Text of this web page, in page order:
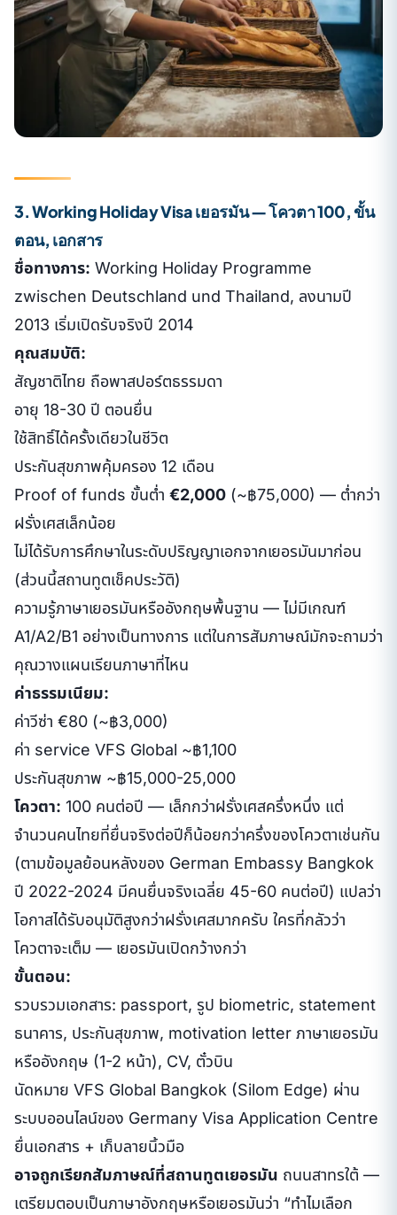
3. Working Holiday Visa เยอรมัน — โควตา 100, ขั้น
ตอน, เอกสาร
ชื่อทางการ: Working Holiday Programme
zwischen Deutschland und Thailand, ลงนามปี
2013 เริ่มเปิดรับจริงปี 2014
คุณสมบัติ:
สัญชาติไทย ถือพาสปอร์ตธรรมดา
อายุ 18-30 ปี ตอนยื่น
ใช้สิทธิ์ได้ครั้งเดียวในชีวิต
ประกันสุขภาพคุ้มครอง 12 เดือน
Proof of funds ขั้นต่ำ €2,000 (~฿75,000) — ต่ำกว่า
ฝรั่งเศสเล็กน้อย
ไม่ได้รับการศึกษาในระดับปริญญาเอกจากเยอรมันมาก่อน
(ส่วนนี้สถานทูตเช็คประวัติ)
ความรู้ภาษาเยอรมันหรืออังกฤษพื้นฐาน — ไม่มีเกณฑ์
A1/A2/B1 อย่างเป็นทางการ แต่ในการสัมภาษณ์มักจะถามว่า
คุณวางแผนเรียนภาษาที่ไหน
ค่าธรรมเนียม:
ค่าวีซ่า €80 (~฿3,000)
ค่า service VFS Global ~฿1,100
ประกันสุขภาพ ~฿15,000-25,000
โควตา: 100 คนต่อปี — เล็กกว่าฝรั่งเศสครึ่งหนึ่ง แต่
จำนวนคนไทยที่ยื่นจริงต่อปีก็น้อยกว่าครึ่งของโควตาเช่นกัน
(ตามข้อมูลย้อนหลังของ German Embassy Bangkok
ปี 2022-2024 มีคนยื่นจริงเฉลี่ย 45-60 คนต่อปี) แปลว่า
โอกาสได้รับอนุมัติสูงกว่าฝรั่งเศสมากครับ ใครที่กลัวว่า
โควตาจะเต็ม — เยอรมันเปิดกว้างกว่า
ขั้นตอน:
รวบรวมเอกสาร: passport, รูป biometric, statement
ธนาคาร, ประกันสุขภาพ, motivation letter ภาษาเยอรมัน
หรืออังกฤษ (1-2 หน้า), CV, ตั๋วบิน
นัดหมาย VFS Global Bangkok (Silom Edge) ผ่าน
ระบบออนไลน์ของ Germany Visa Application Centre
ยื่นเอกสาร + เก็บลายนิ้วมือ
อาจถูกเรียกสัมภาษณ์ที่สถานทูตเยอรมัน ถนนสาทรใต้ —
เตรียมตอบเป็นภาษาอังกฤษหรือเยอรมันว่า “ทำไมเลือก